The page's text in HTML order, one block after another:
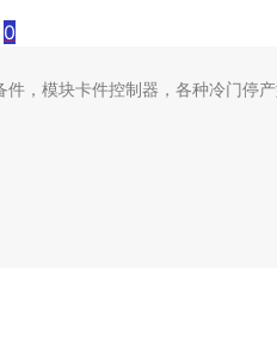
0
，模块卡件控制器，各种冷门停